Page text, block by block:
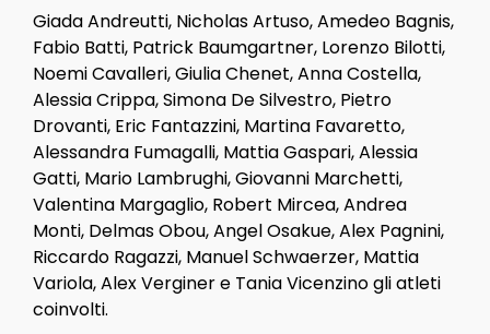
Giada Andreutti, Nicholas Artuso, Amedeo Bagnis,
Fabio Batti, Patrick Baumgartner, Lorenzo Bilotti,
Noemi Cavalleri, Giulia Chenet, Anna Costella,
Alessia Crippa, Simona De Silvestro, Pietro
Drovanti, Eric Fantazzini, Martina Favaretto,
Alessandra Fumagalli, Mattia Gaspari, Alessia
Gatti, Mario Lambrughi, Giovanni Marchetti,
Valentina Margaglio, Robert Mircea, Andrea
Monti, Delmas Obou, Angel Osakue, Alex Pagnini,
Riccardo Ragazzi, Manuel Schwaerzer, Mattia
Variola, Alex Verginer e Tania Vicenzino gli atleti
coinvolti.